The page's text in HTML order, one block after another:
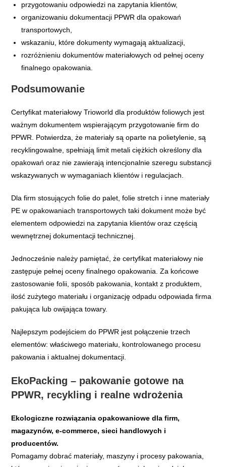
przygotowaniu odpowiedzi na zapytania klientów,
organizowaniu dokumentacji PPWR dla opakowań
transportowych,
wskazaniu, które dokumenty wymagają aktualizacji,
rozróżnieniu dokumentów materiałowych od pełnej oceny
finalnego opakowania.
Podsumowanie
Certyfikat materiałowy Trioworld dla produktów foliowych jest
ważnym dokumentem wspierającym przygotowanie firm do
PPWR. Potwierdza, że materiały są oparte na polietylenie, są
recyklingowalne, spełniają limit metali ciężkich określony dla
opakowań oraz nie zawierają intencjonalnie szeregu substancji
wskazywanych w wymaganiach klientów i regulacjach.
Dla firm stosujących folie do palet, folie stretch i inne materiały
PE w opakowaniach transportowych taki dokument może być
elementem odpowiedzi na zapytania klientów oraz częścią
wewnętrznej dokumentacji technicznej.
Jednocześnie należy pamiętać, że certyfikat materiałowy nie
zastępuje pełnej oceny finalnego opakowania. Za końcowe
zastosowanie folii, sposób pakowania, kontakt z produktem,
ilość zużytego materiału i organizację odpadu odpowiada firma
pakująca lub owijająca towary.
Najlepszym podejściem do PPWR jest połączenie trzech
elementów: właściwego materiału, kontrolowanego procesu
pakowania i aktualnej dokumentacji.
EkoPacking – pakowanie gotowe na
PPWR, recykling i realne wdrożenia
Ekologiczne rozwiązania opakowaniowe dla firm,
magazynów, e-commerce, sieci handlowych i
producentów.
Pomagamy dobrać materiały, maszyny i procesy pakowania,